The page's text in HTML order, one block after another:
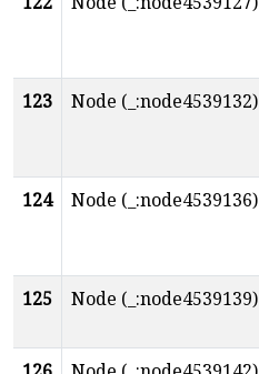
123 Node (_:node4539132)
124 Node (_:node4539136)
125 Node (_:node4539139)